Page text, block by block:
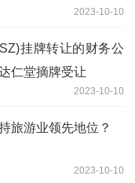
2023-10-10
挂牌转让的财务公
仁堂摘牌受让
2023-10-10
旅游业领先地位？
2023-10-10